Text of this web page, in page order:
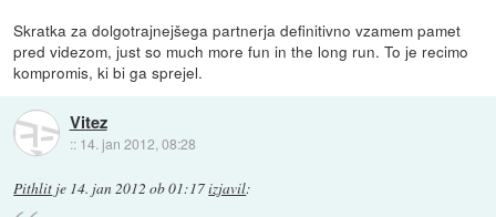
Skratka za dolgotrajnejšega partnerja definitivno vzamem pamet
pred videzom, just so much more fun in the long run. To je recimo
kompromis, ki bi ga sprejel.
Vitez
:: 14. jan 2012, 08:28
Pithlit je 14. jan 2012 ob 01:17izjavil: